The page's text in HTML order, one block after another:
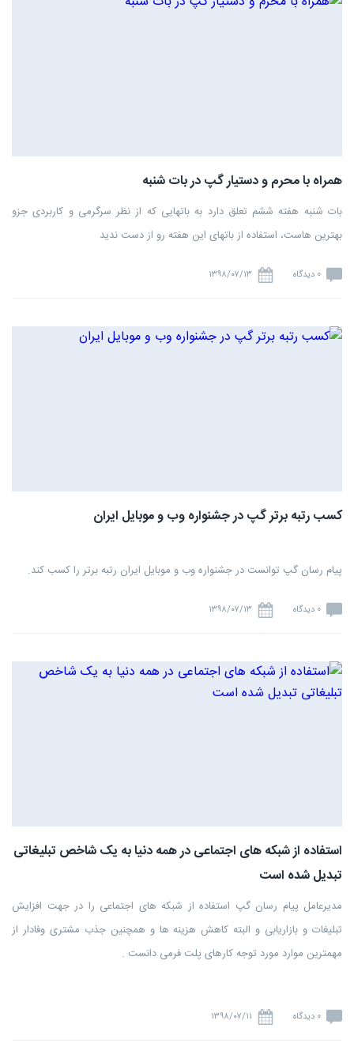
همراه با محرم و دستیار گپ در بات شنبه
بات شنبه هفته ششم تعلق دارد به باتهایی که از نظر سرگرمی و کاربردی جزو
بهترین هاست، استفاده از باتهای این هفته رو از دست ندید
0 دیدگاه ۱۳۹۸/۰۷/۱۳
کسب رتبه برتر گپ در جشنواره وب و موبایل ایران
پیام رسان گپ توانست در جشنواره وب و موبایل ایران رتبه برتر را کسب کند.
0 دیدگاه ۱۳۹۸/۰۷/۱۳
استفاده از شبکه های اجتماعی در همه دنیا به یک شاخص تبلیغاتی
تبدیل شده است
مدیرعامل پیام رسان گپ استفاده از شبکه های اجتماعی را در جهت افزایش
تبلیغات و بازاریابی و البته کاهش هزینه ها و همچنین جذب مشتری وفادار از
مهمترین موارد مورد توجه کارهای پلت فرمی دانست .
0 دیدگاه ۱۳۹۸/۰۷/۱۱